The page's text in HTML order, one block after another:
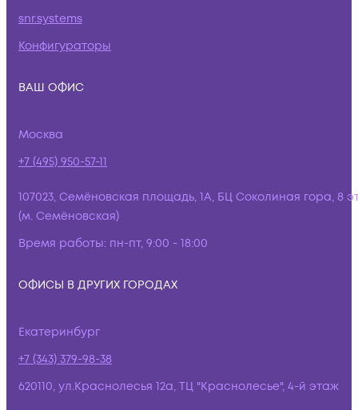
snr.systems
Конфигураторы
ВАШ ОФИС
Москва
+7 (495) 950-57-11
107023, Семёновская площадь, 1А, БЦ Соколиная гора, 8
(м. Семёновская)
Время работы: пн-пт, 9:00 - 18:00
ОФИСЫ В ДРУГИХ ГОРОДАХ
Екатеринбург
+7 (343) 379-98-38
620110, ул.Краснолесья 12а, ТЦ "Краснолесье", 4-й этаж